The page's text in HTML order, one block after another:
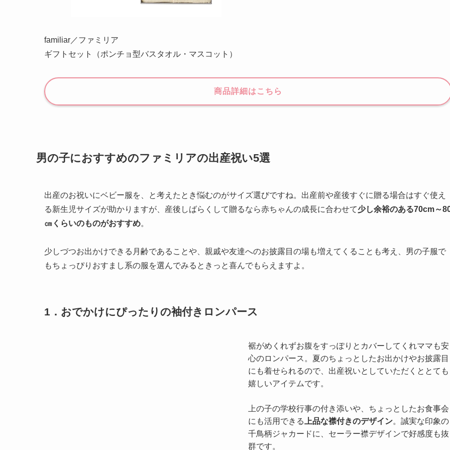
familiar／ファミリア
ギフトセット（ポンチョ型バスタオル・マスコット）
商品詳細はこちら
男の子におすすめのファミリアの出産祝い5選
出産のお祝いにベビー服を、と考えたとき悩むのがサイズ選びですね。出産前や産後すぐに贈る場合はすぐ使え
る新生児サイズが助かりますが、産後しばらくして贈るなら赤ちゃんの成長に合わせて少し余裕のある70cm～
㎝くらいのものがおすすめ。
少しづつお出かけできる月齢であることや、親戚や友達へのお披露目の場も増えてくることも考え、男の子服で
もちょっぴりおすまし系の服を選んでみるときっと喜んでもらえますよ。
1．おでかけにぴったりの袖付きロンパース
裾がめくれずお腹をすっぽりとカバーしてくれママも安
心のロンパース。夏のちょっとしたお出かけやお披露目
にも着せられるので、出産祝いとしていただくととても
嬉しいアイテムです。
上の子の学校行事の付き添いや、ちょっとしたお食事会
にも活用できる
上品な襟付きのデザイン。誠実な印象の
千鳥柄ジャカードに、セーラー襟デザインで好感度も抜
群です。